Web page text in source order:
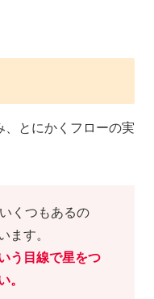
、とにかくフローの実
くつもあるの
ます。
う目線で星をつ
。